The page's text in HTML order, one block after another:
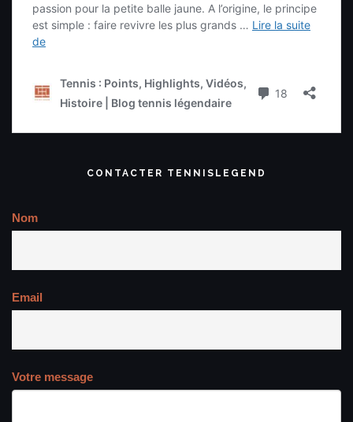
CONTACTER TENNISLEGEND
Nom
Email
Votre message